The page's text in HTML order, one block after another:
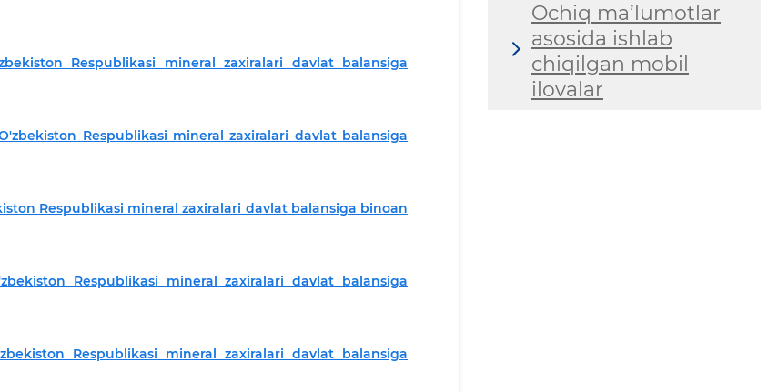
Respublikasi mineral zaxiralari davlat balansiga
Respublikasi mineral zaxiralari davlat balansiga
Respublikasi mineral zaxiralari davlat balansiga binoan
Respublikasi mineral zaxiralari davlat balansiga
Respublikasi mineral zaxiralari davlat balansiga
Ochiq ma’lumotlar
asosida ishlab
chiqilgan mobil
ilovalar